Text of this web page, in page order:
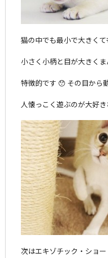
猫の中でも最小で大きく
小さく小柄と目が大きく
特徴的です 😯 その目から
人懐っこく遊ぶのが大好き
次はエキゾチック・ショー